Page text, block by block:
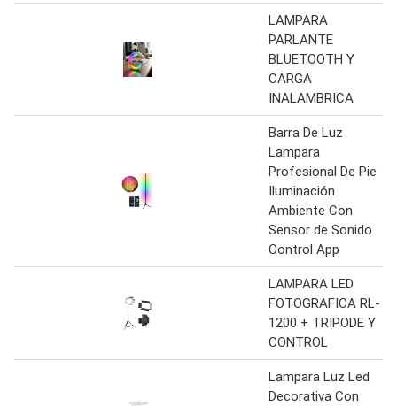
LAMPARA
PARLANTE
BLUETOOTH Y
CARGA
INALAMBRICA
Barra De Luz
Lampara
Profesional De Pie
Iluminación
Ambiente Con
Sensor de Sonido
Control App
LAMPARA LED
FOTOGRAFICA RL-
1200 + TRIPODE Y
CONTROL
Lampara Luz Led
Decorativa Con